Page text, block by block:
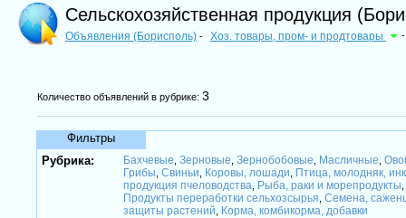
Сельскохозяйственная продукция
Объявления (Борисполь) - Хоз. товары, пром- и продтовары -
Количество объявлений в рубрике: 3
Фильтры
Рубрика:
Бахчевые Зерновые Зернобобовые Масличные
Грибы Свиньи Коровы, лошади
Птица, молодняк,
продукция пчеловодства Рыба, раки и морепродукты
Продукты переработки сельхозсырья Семена,
защиты растений
Корма, комбикорма, добавки